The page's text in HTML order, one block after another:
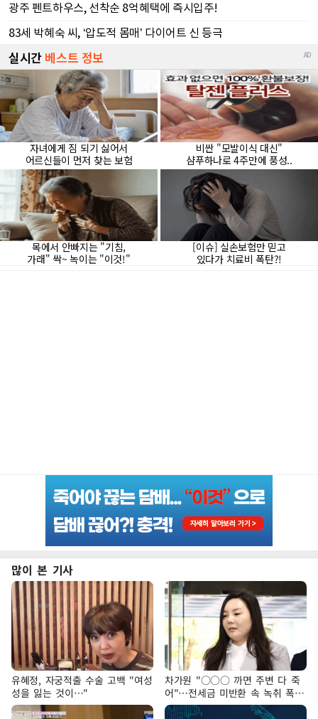
많이 본 기사
유혜정, 자궁적출 수술 고백 "여성
성을 잃는 것이…"
차가원 "○○○ 까면 주변 다 죽
어"…전세금 미반환 속 녹취 폭로
파장